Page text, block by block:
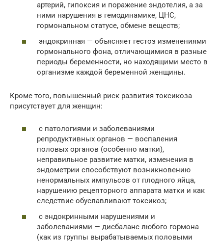
артерий, гипоксия и поражение эндотелия, а за
ними нарушения в гемодинамике, ЦНС,
гормональном статусе, обмене веществ;
эндокринная — объясняет гестоз изменениями
гормонального фона, отличающимися в разные
периоды беременности, но находящими место в
организме каждой беременной женщины.
Кроме того, повышенный риск развития токсикоза
присутствует для женщин:
с патологиями и заболеваниями
репродуктивных органов — воспаления
половых органов (особенно матки),
неправильное развитие матки, изменения в
эндометрии способствуют возникновению
ненормальных импульсов от плодного яйца,
нарушению рецепторного аппарата матки и как
следствие обуславливают токсикоз;
с эндокринными нарушениями и
заболеваниями — дисбаланс любого гормона
(как из группы вырабатываемых половыми